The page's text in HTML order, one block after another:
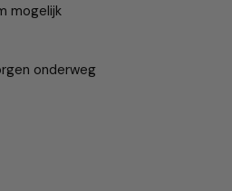
mogelijk
onderweg